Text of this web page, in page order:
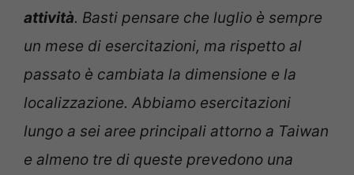
attività. Basti pensare che luglio è sempre
un mese di esercitazioni, ma rispetto al
passato è cambiata la dimensione e la
localizzazione. Abbiamo esercitazioni
lungo a sei aree principali attorno a Taiwan
e almeno tre di queste prevedono una